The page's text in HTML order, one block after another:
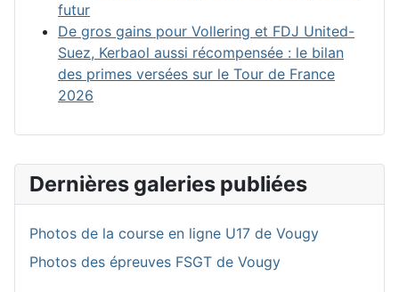
Dernières galeries publiées
Photos de la course en ligne U17 de Vougy
Photos des épreuves FSGT de Vougy
futur
De gros gains pour Vollering et FDJ United-
Suez, Kerbaol aussi récompensée : le bilan
des primes versées sur le Tour de France
2026